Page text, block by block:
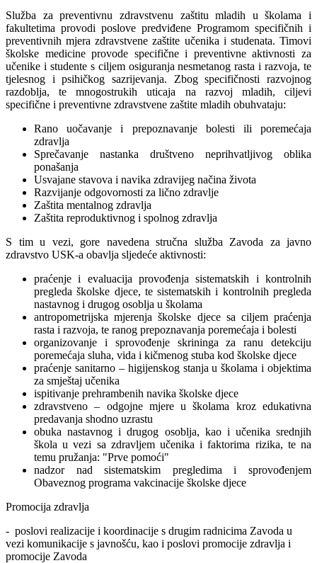
Služba za preventivnu zdravstvenu zaštitu mladih u školama i
fakultetima provodi poslove predviđene Programom specifičnih i
preventivnih mjera zdravstvene zaštite učenika i studenata. Timovi
školske medicine provode specifične i preventivne aktivnosti za
učenike i studente s ciljem osiguranja nesmetanog rasta i razvoja, te
tjelesnog i psihičkog sazrijevanja. Zbog specifičnosti razvojnog
razdoblja, te mnogostrukih uticaja na razvoj mladih, ciljevi
specifične i preventivne zdravstvene zaštite mladih obuhvataju:
Rano uočavanje i prepoznavanje bolesti ili poremećaja
zdravlja
Sprečavanje nastanka društveno neprihvatljivog oblika
ponašanja
Usvajane stavova i navika zdravijeg načina života
Razvijanje odgovornosti za lično zdravlje
Zaštita mentalnog zdravlja
Zaštita reproduktivnog i spolnog zdravlja
S tim u vezi, gore navedena stručna služba Zavoda za javno
zdravstvo USK-a obavlja sljedeće aktivnosti:
praćenje i evaluacija provođenja sistematskih i kontrolnih
pregleda školske djece, te sistematskih i kontrolnih pregleda
nastavnog i drugog osoblja u školama
antropometrijska mjerenja školske djece sa ciljem praćenja
rasta i razvoja, te ranog prepoznavanja poremećaja i bolesti
organizovanje i sprovođenje skrininga za ranu detekciju
poremećaja sluha, vida i kičmenog stuba kod školske djece
praćenje sanitarno – higijenskog stanja u školama i objektima
za smještaj učenika
ispitivanje prehrambenih navika školske djece
zdravstveno – odgojne mjere u školama kroz edukativna
predavanja shodno uzrastu
obuka nastavnog i drugog osoblja, kao i učenika srednjih
škola u vezi sa zdravljem učenika i faktorima rizika, te na
temu pružanja: "Prve pomoći"
nadzor nad sistematskim pregledima i sprovođenjem
Obaveznog programa vakcinacije školske djece
Promocija zdravlja
- poslovi realizacije i koordinacije s drugim radnicima Zavoda u
vezi komunikacije s javnošću, kao i poslovi promocije zdravlja i
promocije Zavoda